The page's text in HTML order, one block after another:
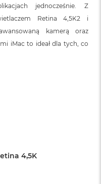
jednocześnie. Z
Retina 4,5K2 i
kamerą oraz
iMac to ideał dla tych, co
4,5K